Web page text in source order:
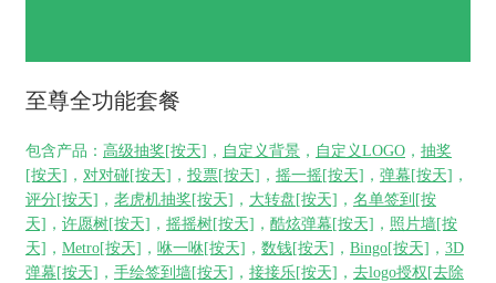
至尊全功能套餐
包含产品： 高级抽奖[按天] ， 自定义背景 ， 自定义LOGO ， 抽奖
[按天] ， 对对碰[按天] ， 投票[按天] ， 摇一摇[按天] ， 弹幕[按天] ，
评分[按天] ， 老虎机抽奖[按天] ， 大转盘[按天] ， 名单签到[按
天] ， 许愿树[按天] ， 摇摇树[按天] ， 酷炫弹幕[按天] ， 照片墙[按
天] ， Metro[按天] ， 咻一咻[按天] ， 数钱[按天] ， Bingo[按天] ， 3D
弹幕[按天] ， 手绘签到墙[按天] ， 接接乐[按天] ， 去logo授权[去除